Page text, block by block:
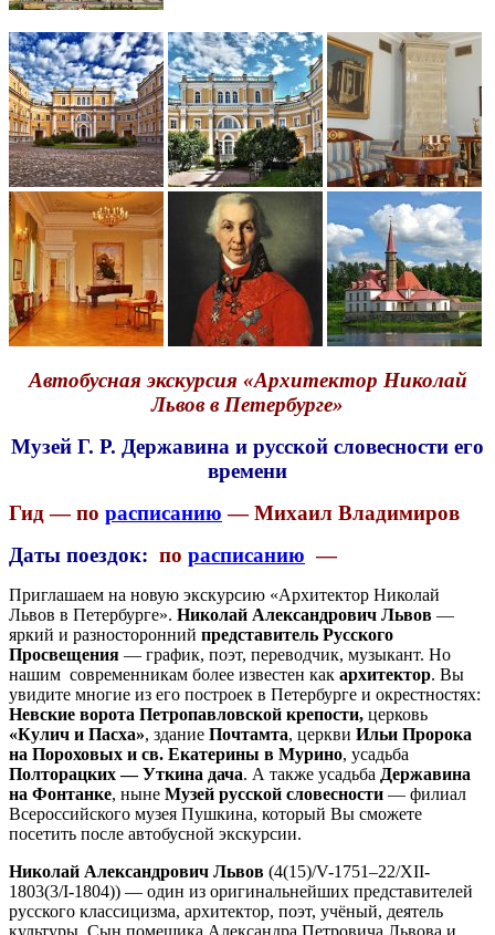
Автобусная экскурсия «Архитектор Николай
Львов в Петербурге»
Музей Г. Р. Державина и русской словесности его
времени
Гид — по расписанию — Михаил Владимиров
Даты поездок: по расписанию —
Приглашаем на новую экскурсию «Архитектор Николай
Львов в Петербурге». Николай Александрович Львов —
яркий и разносторонний представитель Русского
Просвещения — график, поэт, переводчик, музыкант. Но
нашим современникам более известен как архитектор. Вы
увидите многие из его построек в Петербурге и окрестностях:
Невские ворота Петропавловской крепости, церковь
«Кулич и Пасха», здание Почтамта, церкви Ильи Пророка
на Пороховых и св. Екатерины в Мурино, усадьба
Полторацких — Уткина дача. А также усадьба Державина
на Фонтанке, ныне Музей русской словесности — филиал
Всероссийского музея Пушкина, который Вы сможете
посетить после автобусной экскурсии.
Николай Александрович Львов (4(15)/V-1751–22/XII-
1803(3/I-1804)) — один из оригинальнейших представителей
русского классицизма, архитектор, поэт, учёный, деятель